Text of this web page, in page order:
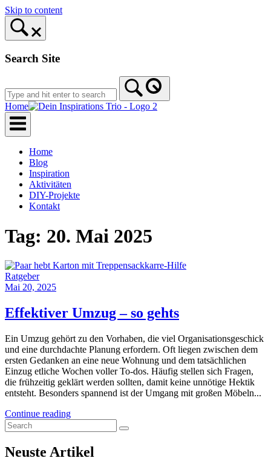
Skip to content
Search Site
Home
Home
Blog
Inspiration
Aktivitäten
DIY-Projekte
Kontakt
Tag: 20. Mai 2025
Ratgeber
Mai 20, 2025
Effektiver Umzug – so gehts
Ein Umzug gehört zu den Vorhaben, die viel Organisationsgeschick
und eine durchdachte Planung erfordern. Oft liegen zwischen dem
ersten Gedanken an eine neue Wohnung und dem tatsächlichen
Einzug etliche Wochen voller To-dos. Häufig stellen sich Fragen,
die frühzeitig geklärt werden sollten, damit keine unnötige Hektik
entsteht. Besonders spannend ist der Umgang mit großen Möbeln...
Continue reading
Neuste Artikel